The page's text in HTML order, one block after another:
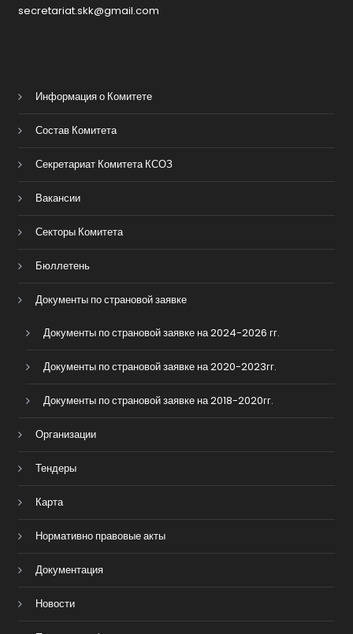
secretariat.skk@gmail.com
Информация о Комитете
Состав Комитета
Секретариат Комитета КСОЗ
Вакансии
Секторы Комитета
Бюллетень
Документы по страновой заявке
Документы по страновой заявке на 2024-2026 гг.
Документы по страновой заявке на 2020-2023гг.
Документы по страновой заявке на 2018-2020гг.
Организации
Тендеры
Карта
Нормативно правовые акты
Документация
Новости